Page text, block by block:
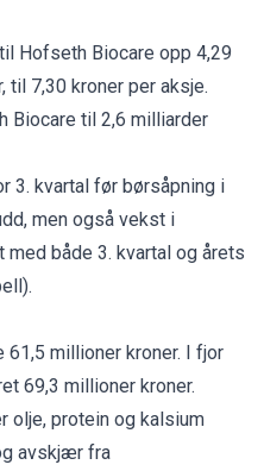
Hofseth Biocare opp 4,29
til 7,30 kroner per aksje.
Biocare til 2,6 milliarder
3. kvartal før børsåpning i
men også vekst i
både 3. kvartal og årets
millioner kroner. I fjor
69,3 millioner kroner.
olje, protein og kalsium
avskjær fra